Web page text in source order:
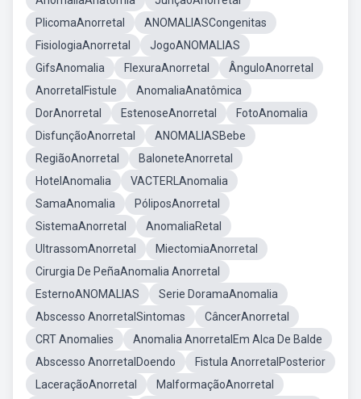
PlicomaAnorretal
ANOMALIASCongenitas
FisiologiaAnorretal
JogoANOMALIAS
GifsAnomalia
FlexuraAnorretal
ÂnguloAnorretal
AnorretalFistule
AnomaliaAnatômica
DorAnorretal
EstenoseAnorretal
FotoAnomalia
DisfunçãoAnorretal
ANOMALIASBebe
RegiãoAnorretal
BaloneteAnorretal
HotelAnomalia
VACTERLAnomalia
SamaAnomalia
PóliposAnorretal
SistemaAnorretal
AnomaliaRetal
UltrassomAnorretal
MiectomiaAnorretal
Cirurgia De PeñaAnomalia Anorretal
EsternoANOMALIAS
Serie DoramaAnomalia
Abscesso AnorretalSintomas
CâncerAnorretal
CRT Anomalies
Anomalia AnorretalEm Alca De Balde
Abscesso AnorretalDoendo
Fistula AnorretalPosterior
LaceraçãoAnorretal
MalformaçãoAnorretal